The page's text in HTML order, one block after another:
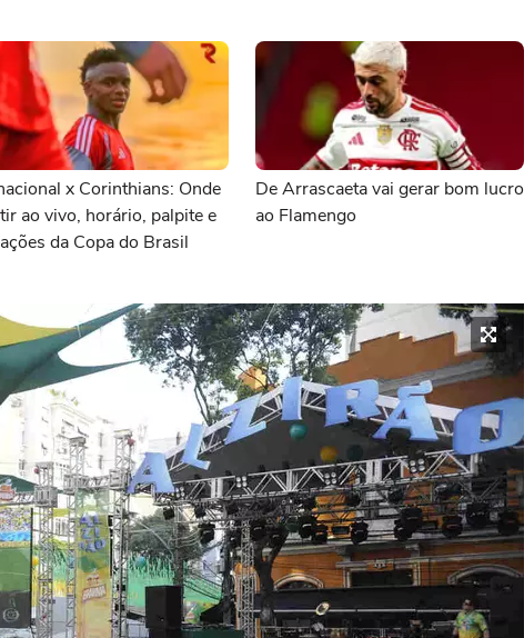
x Corinthians: Onde
ao vivo, horário, palpite e
da Copa do Brasil
De Arrascaeta vai gerar bom lucro
ao Flamengo